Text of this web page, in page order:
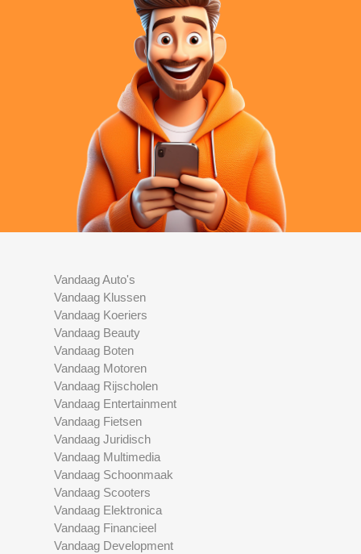
Vandaag Auto's
Vandaag Klussen
Vandaag Koeriers
Vandaag Beauty
Vandaag Boten
Vandaag Motoren
Vandaag Rijscholen
Vandaag Entertainment
Vandaag Fietsen
Vandaag Juridisch
Vandaag Multimedia
Vandaag Schoonmaak
Vandaag Scooters
Vandaag Elektronica
Vandaag Financieel
Vandaag Development